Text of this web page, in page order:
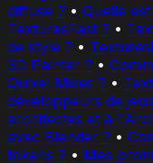
diffuse ? • Quelle
TexturesFast ? •
de style ? •
3D Painter ? •
Quixel Mixer ? •
développeurs de
architectes et à
avec Blender ? •
tokens ? • Mes